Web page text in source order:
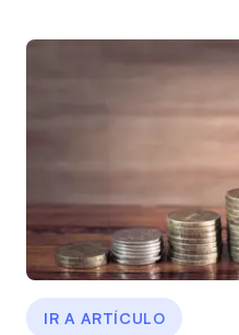
IR A ARTÍCULO